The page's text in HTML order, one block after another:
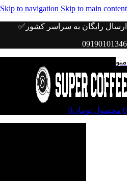
Skip to navigation Skip to main content
ارسال رایگان به سراسر کشور✅
09190101346
منو
0 محصول تومان0